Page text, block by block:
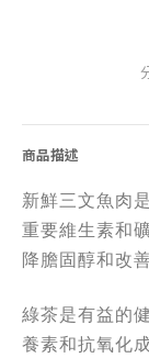
商品描述
新鮮三文魚肉
重要維生素和
降膽固醇和改
綠茶是有益的
養素和抗氧化